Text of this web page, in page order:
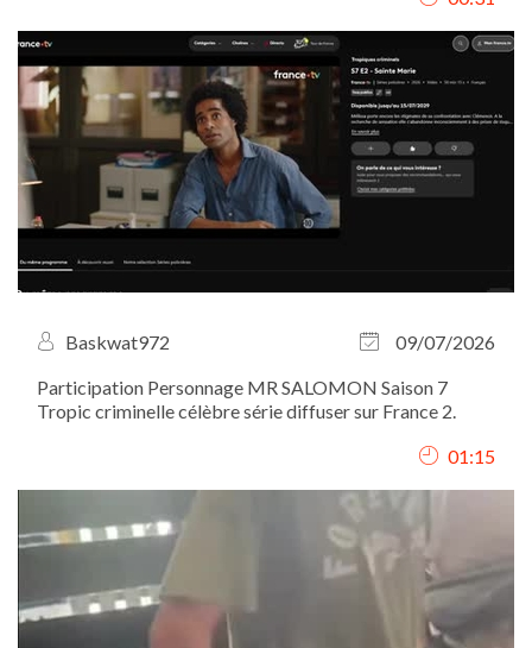
Baskwat972
09/07/2026
Participation Personnage MR SALOMON Saison 7
Tropic criminelle célèbre série diffuser sur France 2.
01:15